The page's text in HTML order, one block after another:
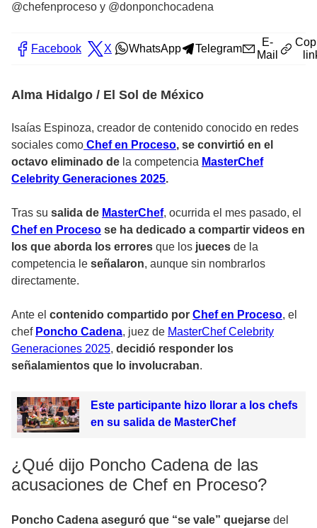
@chefenproceso y @donponchocadena
Facebook X WhatsApp Telegram
E-
Mail
Alma Hidalgo / El Sol de México
Isaías Espinoza, creador de contenido conocido en redes
sociales como Chef en Proceso, se convirtió en el
octavo eliminado de la competencia MasterChef
Celebrity Generaciones 2025.
Tras su salida de MasterChef, ocurrida el mes pasado, el
Chef en Proceso se ha dedicado a compartir videos en
los que aborda los errores que los jueces de la
competencia le señalaron, aunque sin nombrarlos
directamente.
Ante el contenido compartido por Chef en Proceso, el
chef Poncho Cadena, juez de MasterChef Celebrity
Generaciones 2025, decidió responder los
señalamientos que lo involucraban.
Este participante hizo llorar a los chefs
en su salida de MasterChef
¿Qué dijo Poncho Cadena de las
acusaciones de Chef en Proceso?
Poncho Cadena aseguró que “se vale” quejarse del